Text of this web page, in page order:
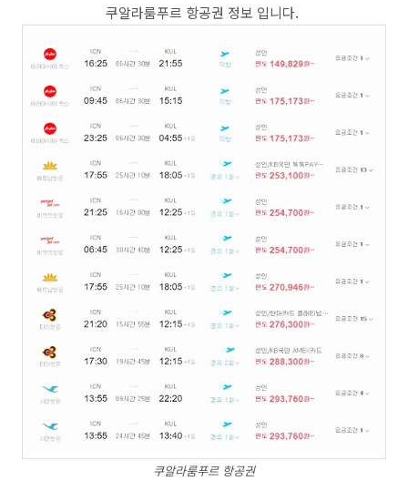
쿠알라룸푸르 항공권 정보 입니다.
쿠알라룸푸르 항공권